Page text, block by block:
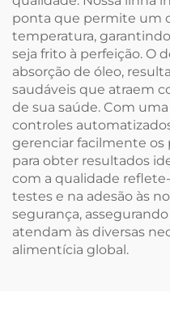
ponta que permite um
temperatura,
seja frito à perfeição. O
absorção de óleo,
saudáveis que atraem
de sua saúde. Com
controles
gerenciar facilmente os
para obter resultados
com a qualidade
testes e na adesão às
segurança,
atendam às diversas
alimentícia global.